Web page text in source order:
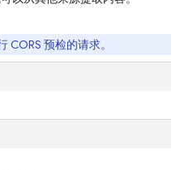
CORS 预检的请求。